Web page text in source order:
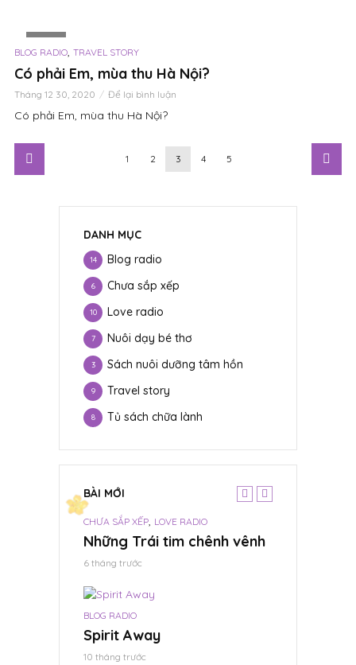
BLOG RADIO TRAVEL STORY
Có phải Em, mùa thu Hà Nội?
Tháng 12 30, 2020 Để lại bình luận
Có phải Em, mùa thu Hà Nội?
1 2 3 4 5
DANH MỤC
Blog radio
14
Chưa sắp xếp
6
Love radio
10
Nuôi dạy bé thơ
7
Sách nuôi dưỡng tâm hồn
3
Travel story
9
Tủ sách chữa lành
8
BÀI MỚI
CHƯA SẮP XẾP, LOVE RADIO
Những Trái tim chênh vênh
6 tháng trước
BLOG RADIO
Spirit Away
10 tháng trước